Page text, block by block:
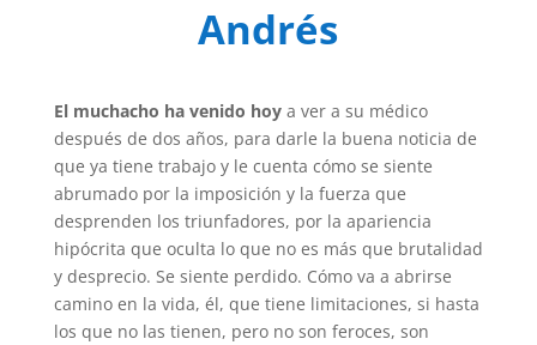
Andrés
El muchacho ha venido hoya ver a su médico
después de dos años, para darle la buena noticia de
que ya tiene trabajo y le cuenta cómo se siente
abrumado por la imposición y la fuerza que
desprenden los triunfadores, por la apariencia
hipócrita que oculta lo que no es más que brutalidad
y desprecio. Se siente perdido. Cómo va a abrirse
camino en la vida, él, que tiene limitaciones, si hasta
los que no las tienen, pero no son feroces, son